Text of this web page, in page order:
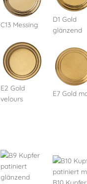
C13 Messing
D1 Gold
glänzend
E2 Gold
velours
E7 Gold